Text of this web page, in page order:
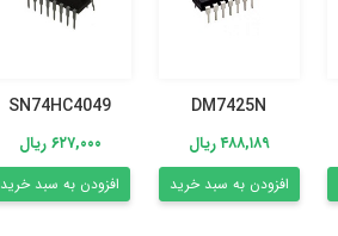
DM7425N
۴۸۸,۱۸۹ ریال
افزودن به سبد خرید
SN74HC4049
۶۲۷,۰۰۰ ریال
افزودن به سبد خرید